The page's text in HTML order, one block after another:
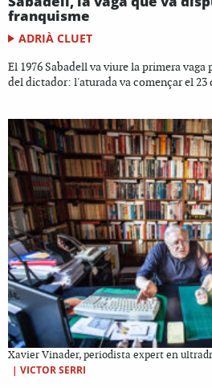
franquisme
ADRIÀ CLUET
El 1976 Sabadell va viure la primera
del dictador: l'aturada va començar el 23
Xavier Vinader, periodista expert en
| VICTOR SERRI